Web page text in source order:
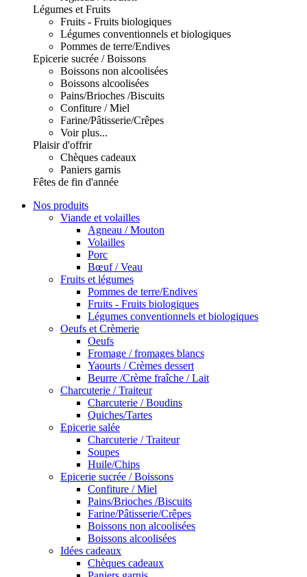
Légumes et Fruits
Fruits - Fruits biologiques
Légumes conventionnels et biologiques
Pommes de terre/Endives
Epicerie sucrée / Boissons
Boissons non alcoolisées
Boissons alcoolisées
Pains/Brioches /Biscuits
Confiture / Miel
Farine/Pâtisserie/Crêpes
Voir plus...
Plaisir d'offrir
Chèques cadeaux
Paniers garnis
Fêtes de fin d'année
Nos produits
Viande et volailles
Agneau / Mouton
Volailles
Porc
Bœuf / Veau
Fruits et légumes
Pommes de terre/Endives
Fruits - Fruits biologiques
Légumes conventionnels et biologiques
Oeufs et Crèmerie
Oeufs
Fromage / fromages blancs
Yaourts / Crèmes dessert
Beurre /Crème fraîche / Lait
Charcuterie / Traiteur
Charcuterie / Boudins
Quiches/Tartes
Epicerie salée
Charcuterie / Traiteur
Soupes
Huile/Chips
Epicerie sucrée / Boissons
Confiture / Miel
Pains/Brioches /Biscuits
Farine/Pâtisserie/Crêpes
Boissons non alcoolisées
Boissons alcoolisées
Idées cadeaux
Chèques cadeaux